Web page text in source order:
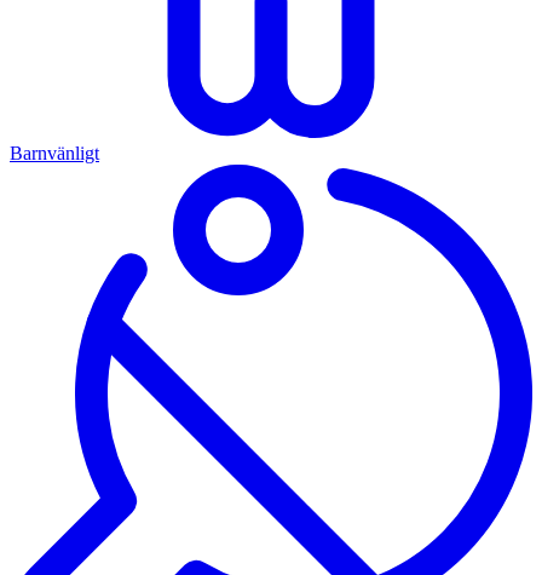
Barnvänligt